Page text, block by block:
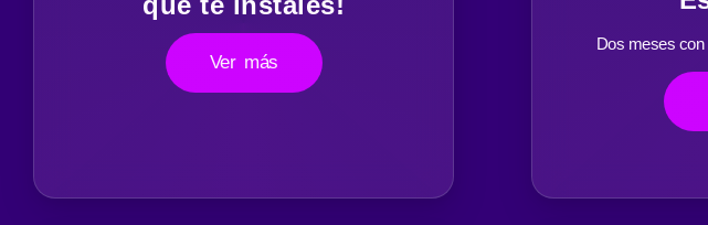
Ver más
Dos meses con